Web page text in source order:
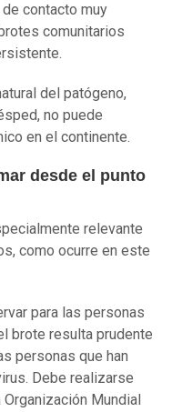
contacto muy
comunitarios
del patógeno,
no puede
en el continente.
desde el punto
relevante
como ocurre en este
para las personas
brote resulta prudente
personas que han
Debe realizarse
Mundial